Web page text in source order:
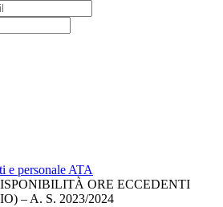
e personale ATA
ORE ECCEDENTI
– A. S. 2023/2024